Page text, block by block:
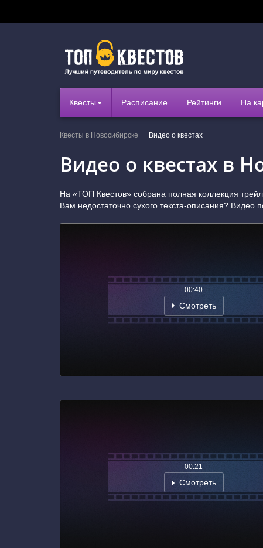
Квесты Расписание Рейтинги На
Квесты в Новосибирске Видео о квестах
Видео о квестах в
На «ТОП Квестов» собрана полная коллекция
Вам недостаточно сухого текста-описания?
00:40
Смотреть
00:21
Смотреть